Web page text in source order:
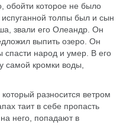
обойти которое не было
толпы был и сын
звали его Олеандр. Он
выпить озеро. Он
народ и умер. В его
самой кромки воды,
разносится ветром
таит в себе пропасть
него, попадают в